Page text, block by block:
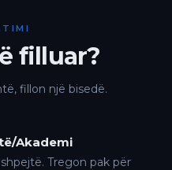
filluar?
fillon një bisedë.
Akademi
Tregon pak për